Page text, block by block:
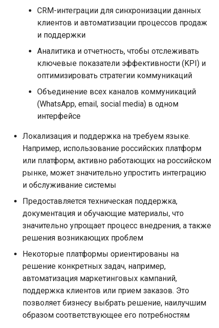
CRM-интеграции для синхронизации данных
клиентов и автоматизации процессов продаж
и поддержки
Аналитика и отчетность, чтобы отслеживать
ключевые показатели эффективности (KPI) и
оптимизировать стратегии коммуникаций
Объединение всех каналов коммуникаций
(WhatsApp, email, social media) в одном
интерфейсе
Локализация и поддержка на требуем языке.
Например, использование российских платформ
или платформ, активно работающих на российском
рынке, может значительно упростить интеграцию
и обслуживание системы
Предоставляется техническая поддержка,
документация и обучающие материалы, что
значительно упрощает процесс внедрения, а также
решения возникающих проблем
Некоторые платформы ориентированы на
решение конкретных задач, например,
автоматизация маркетинговых кампаний,
поддержка клиентов или прием заказов. Это
позволяет бизнесу выбрать решение, наилучшим
образом соответствующее его потребностям